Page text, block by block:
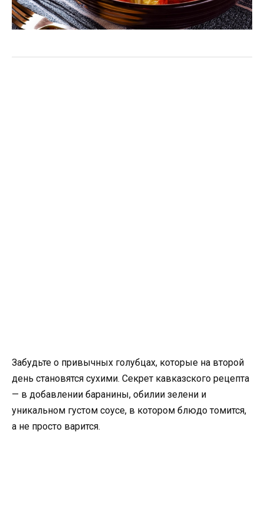
Забудьте о привычных голубцах, которые на второй
день становятся сухими. Секрет кавказского рецепта
— в добавлении баранины, обилии зелени и
уникальном густом соусе, в котором блюдо томится,
а не просто варится.